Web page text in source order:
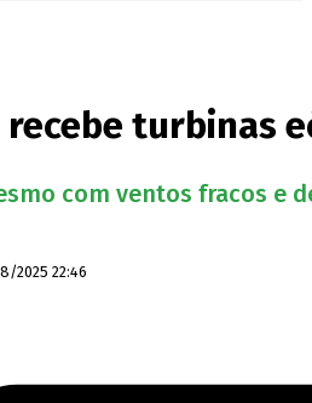
recebe turbinas
com ventos fracos e
2025 22:46